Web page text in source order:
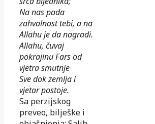
Na nas pada
zahvalnost tebi, a na
Allahu je da nagradi.
Allahu, čuvaj
pokrajinu Fars od
vjetra smutnje
Sve dok zemlja i
vjetar postoje.
Sa perzijskog
preveo, bilješke i